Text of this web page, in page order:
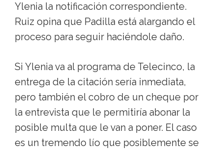
Ylenia la notificación correspondiente.
Ruiz opina que Padilla está alargando el
proceso para seguir haciéndole daño.
Si Ylenia va al programa de Telecinco, la
entrega de la citación sería inmediata,
pero también el cobro de un cheque por
la entrevista que le permitiría abonar la
posible multa que le van a poner. El caso
es un tremendo lío que posiblemente se